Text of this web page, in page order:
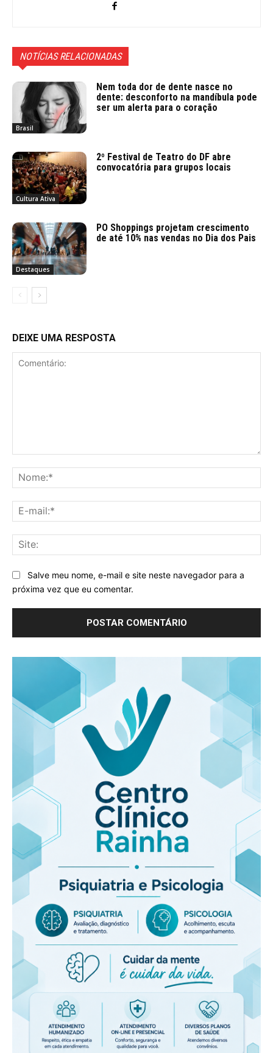
NOTÍCIAS RELACIONADAS
Brasil
Nem toda dor de dente nasce no
dente: desconforto na mandíbula pode
ser um alerta para o coração
Cultura Ativa
2º Festival de Teatro do DF abre
convocatória para grupos locais
Destaques
PO Shoppings projetam crescimento
de até 10% nas vendas no Dia dos Pais
DEIXE UMA RESPOSTA
Salve meu nome, e-mail e site neste navegador para a
próxima vez que eu comentar.